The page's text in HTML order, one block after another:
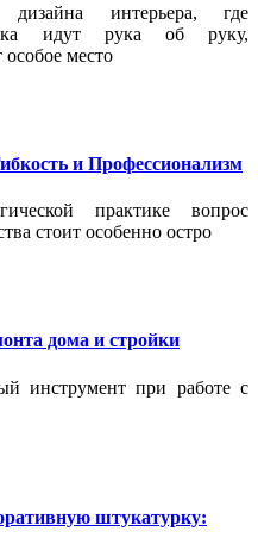
интерьера, где
идут рука об руку,
место
и Профессионализм
практике вопрос
стоит особенно остро
дома и стройки
инструмент при работе с
штукатурку: